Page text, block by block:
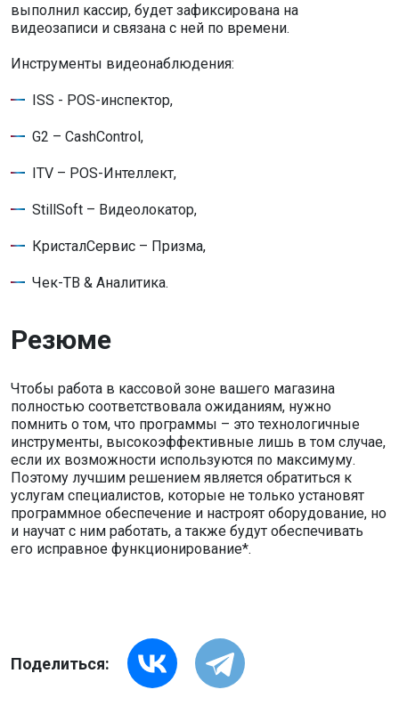
выполнил кассир, будет зафиксирована на
видеозаписи и связана с ней по времени.
Инструменты видеонаблюдения:
ISS - POS-инспектор,
G2 – CashControl,
ITV – POS-Интеллект,
StillSoft – Видеолокатор,
КристалСервис – Призма,
Чек-ТВ & Аналитика.
Резюме
Чтобы работа в кассовой зоне вашего магазина
полностью соответствовала ожиданиям, нужно
помнить о том, что программы – это технологичные
инструменты, высокоэффективные лишь в том случае,
если их возможности используются по максимуму.
Поэтому лучшим решением является обратиться к
услугам специалистов, которые не только установят
программное обеспечение и настроят оборудование, но
и научат с ним работать, а также будут обеспечивать
его исправное функционирование*.
Поделиться: